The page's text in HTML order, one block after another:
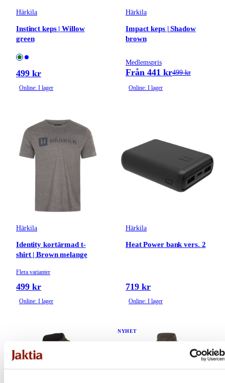
Härkila
Instinct keps | Willow
green
499 kr
Online: I lager
Härkila
Impact keps | Shadow
brown
Medlemspris
Från 441 kr499 kr
Online: I lager
Härkila
Identity kortärmad t-
shirt | Brown melange
Flera varianter
499 kr
Online: I lager
Härkila
Heat Power bank vers. 2
719 kr
Online: I lager
NYHET